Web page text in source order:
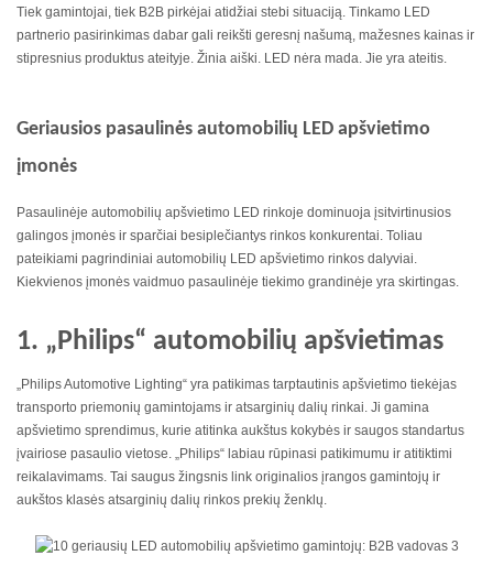
Tiek gamintojai, tiek B2B pirkėjai atidžiai stebi situaciją. Tinkamo LED
partnerio pasirinkimas dabar gali reikšti geresnį našumą, mažesnes kainas ir
stipresnius produktus ateityje. Žinia aiški. LED nėra mada. Jie yra ateitis.
Geriausios pasaulinės automobilių LED apšvietimo
įmonės
Pasaulinėje automobilių apšvietimo LED rinkoje dominuoja įsitvirtinusios
galingos įmonės ir sparčiai besiplečiantys rinkos konkurentai. Toliau
pateikiami pagrindiniai automobilių LED apšvietimo rinkos dalyviai.
Kiekvienos įmonės vaidmuo pasaulinėje tiekimo grandinėje yra skirtingas.
1. „Philips“ automobilių apšvietimas
„Philips Automotive Lighting“ yra patikimas tarptautinis apšvietimo tiekėjas
transporto priemonių gamintojams ir atsarginių dalių rinkai. Ji gamina
apšvietimo sprendimus, kurie atitinka aukštus kokybės ir saugos standartus
įvairiose pasaulio vietose. „Philips“ labiau rūpinasi patikimumu ir atitiktimi
reikalavimams. Tai saugus žingsnis link originalios įrangos gamintojų ir
aukštos klasės atsarginių dalių rinkos prekių ženklų.